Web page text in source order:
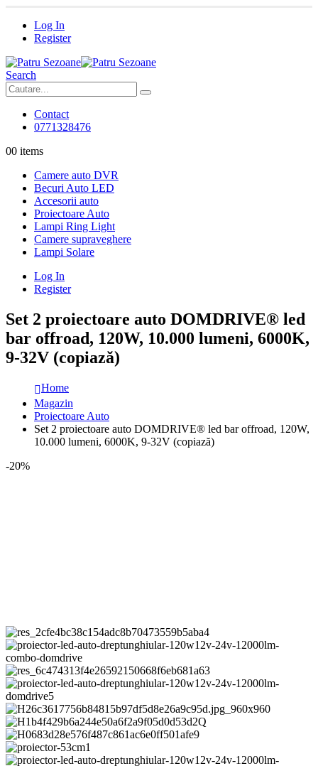
Log In
Register
Search
Contact
0771328476
00 items
Camere auto DVR
Becuri Auto LED
Accesorii auto
Proiectoare Auto
Lampi Ring Light
Camere supraveghere
Lampi Solare
Log In
Register
Set 2 proiectoare auto DOMDRIVE® led
bar offroad, 120W, 10.000 lumeni, 6000K,
9-32V (copiază)
Home
Magazin
Proiectoare Auto
Set 2 proiectoare auto DOMDRIVE® led bar offroad, 120W,
10.000 lumeni, 6000K, 9-32V (copiază)
-20%